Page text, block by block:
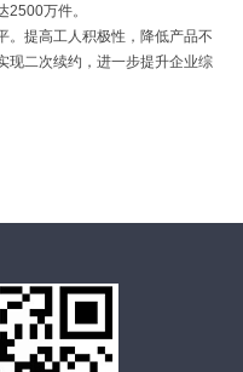
万件。
。提高工人积极性，降低产品不
现二次续约，进一步提升企业综